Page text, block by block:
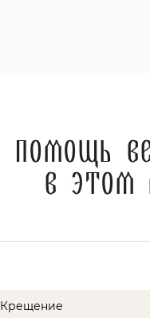
Помощь
в этом
Крещение